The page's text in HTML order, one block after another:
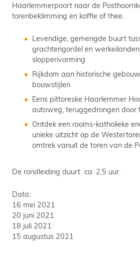
Haarlemmerpoort naar de
torenbeklimming en koffie of thee.
Levendige, gemengde buurt
grachtengordel en
sloppenvorming
Rijkdom aan historische
bouwstijlen
Eens pittoreske Haarlemmer
autoweg, teruggedrongen door
Ontdek een rooms-katholieke
unieke uitzicht op de
omtrek vanuit de toren van de
De rondleiding duurt ca. 2,5 uur.
Data:
16 mei 2021
20 juni 2021
18 juli 2021
15 augustus 2021